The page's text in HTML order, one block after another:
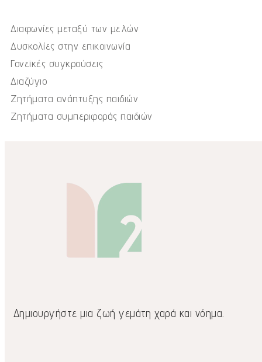
Διαφωνίες μεταξύ των μελών
Δυσκολίες στην επικοινωνία
Γονεϊκές συγκρούσεις
Διαζύγιο
Ζητήματα ανάπτυξης παιδιών
Ζητήματα συμπεριφοράς παιδιών
Δημιουργήστε μια ζωή γεμάτη χαρά και νόημα.